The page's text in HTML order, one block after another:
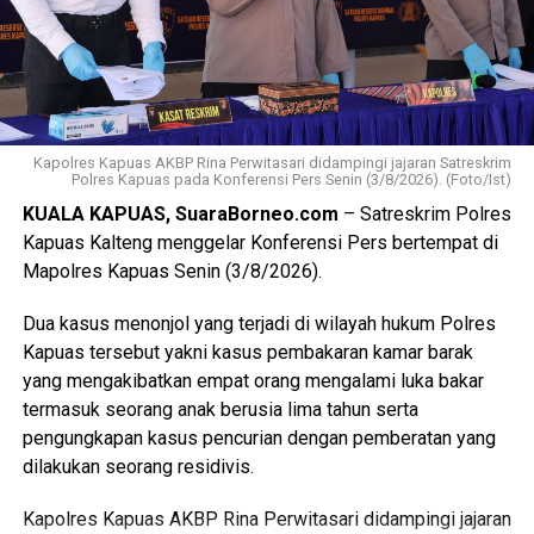
sejak dini serta ditangani secara cepat dan tepat, ” katanya.
Lebih lanjut ia mengatakan melalui kegiatan tersebut Tim
Pembina Posyandu Kabupaten Kapuas juga memperkuat
koordinasi.
“Dalam hal ini dengan pemerintah kecamatan pemerintah
desa puskesmas dan perangkat daerah terkait penanganan
kasus sosial di masyarakat sehingga pelayanan kepada
kelompok rentan dapat dilakukan secara
(Ujg/SB)
Views: 23
Bagikan ke
Kapolres Kapuas AKBP Rina Perwitasari didampingi jajaran Satreskrim
Polres Kapuas pada Konferensi Pers Senin (3/8/2026). (Foto/Ist)
KUALA KAPUAS, SuaraBorneo.com – Satreskrim Polres
Kapuas Kalteng menggelar Konferensi Pers bertempat di
Mapolres Kapuas Senin (3/8/2026).
Dua kasus menonjol yang terjadi di wilayah hukum Polres
Kapuas tersebut yakni kasus pembakaran kamar barak
yang mengakibatkan empat orang mengalami luka bakar
termasuk seorang anak berusia lima tahun serta
pengungkapan kasus pencurian dengan pemberatan yang
dilakukan seorang residivis.
Kapolres Kapuas AKBP Rina Perwitasari didampingi jajaran